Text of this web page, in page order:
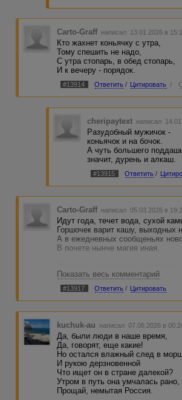
Carto-Graff написал 13.01.2026 в
Кто жахнет коньячку с утра,
Тому спешить не надо,
С утра стопарь, в обед стопарь,
И к вечеру - порядок.
#13914 Ответить / Цитировать /
cheripaytext написал
Разудобный мужичок -
коньячок и на бочок.
А чуть большего
значит, дурень и алкаш.
#13915 Ответить /
Carto-Graff написал 05.03.2026 в
Идут года, течет вода, сухой
Горшочек варит кашу, выходных
А в ежедневных сообщеньях
В почете нынче магия иная.
И срок доставки писем вновь
Фанаты группы N крушат
А на дорогах гололёд и пробки,
У старого кирпичного особняка
К парадному крыльцу большую
И в пыльных окнах солнце
Была здесь прежде почта, а
Грузинский хор поет "Давай
Гитары звон развеет снов
На лыжах Грека шпарит через
А кот учёный от мышей высокий
Показать весь комментарий
#13917 Ответить / Цитировать
kuchuk-au написал 07.06.2026 в
Да, были люди в наше время,
Да, говорят, еще какие!
Но остался влажный след в
И рукою дерзновенной
Что ищет он в стране далекой?
Утром в путь она умчалась рано,
Прощай, немытая Россия.